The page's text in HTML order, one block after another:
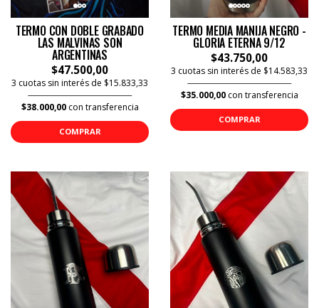
TERMO CON DOBLE GRABADO
LAS MALVINAS SON
ARGENTINAS
$47.500,00
3 cuotas sin interés de $15.833,33
$38.000,00con transferencia
COMPRAR
TERMO MEDIA MANIJA NEGRO -
GLORIA ETERNA 9/12
$43.750,00
3 cuotas sin interés de $14.583,33
$35.000,00con transferencia
COMPRAR